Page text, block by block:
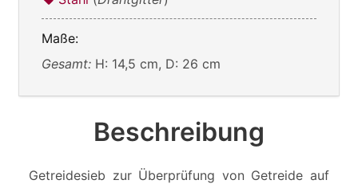
Maße:
Gesamt: H: 14,5 cm, D: 26 cm
Beschreibung
Getreidesieb zur Überprüfung von Getreide auf